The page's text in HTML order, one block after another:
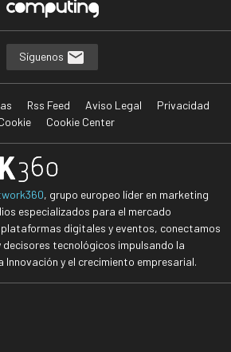
Síguenos
Rss Feed Aviso Legal
Privacidad
Cookie Center
, grupo europeo líder en marketing
especializados para el mercado
digitales y eventos, conectamos
tecnológicos impulsando la
y el crecimiento empresarial.